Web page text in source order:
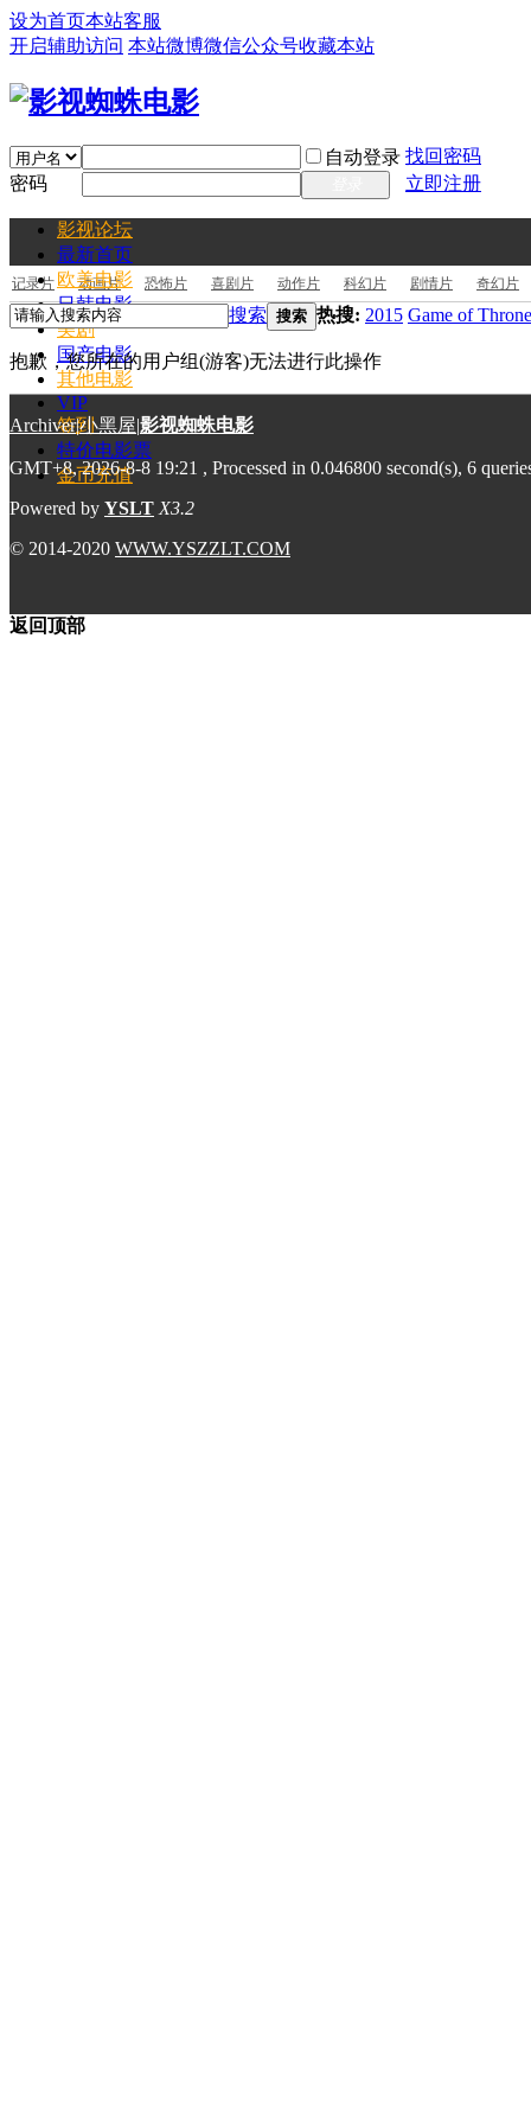
设为首页本站客服
开启辅助访问 本站微博微信公众号收藏本站
自动登录 找回密码
密码
立即注册
影视论坛
最新首页
欧美电影
日韩电影
美剧
国产电影
其他电影
VIP
签到
特价电影票
金币充值
记录片 动画片 恐怖片 喜剧片 动作片 科幻片 剧情片 奇幻片
搜索 搜索 热搜: 2015 Game of
抱歉，您所在的用户组(游客)无法进行此操作
Archiver|小黑屋|影视蜘蛛电影
GMT+8, 2026-8-8 19:21 , Processed in 0.046800 second(s), 6
Powered by YSLT X3.2
© 2014-2020 WWW.YSZZLT.COM
返回顶部